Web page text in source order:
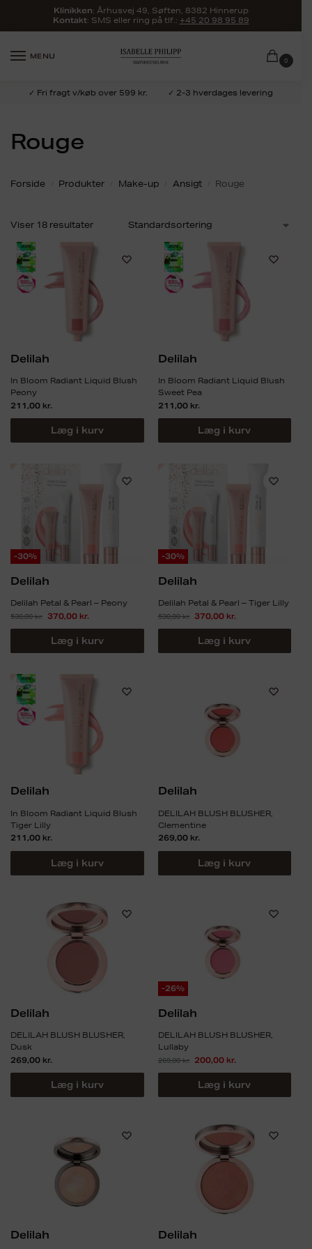
Klinikken: Århusvej 49, Søften, 8382 Hinnerup
Kontakt: SMS eller ring på tlf.: +45 20 98 95 89
MENU 0
✓ Fri fragt v/køb over 599 kr. ✓ 2-3 hverdages levering
Rouge
Forside Produkter Make-up Ansigt Rouge
Viser 18 resultater
Delilah
In Bloom Radiant Liquid Blush
Peony
211,00 kr.
Læg i kurv
Delilah
In Bloom Radiant Liquid Blush
Sweet Pea
211,00 kr.
Læg i kurv
-30%
Delilah
Delilah Petal & Pearl – Peony
530,00kr. 370,00 kr.
Læg i kurv
-30%
Delilah
Delilah Petal & Pearl – Tiger Lilly
530,00kr. 370,00 kr.
Læg i kurv
Delilah
In Bloom Radiant Liquid Blush
Tiger Lilly
211,00 kr.
Læg i kurv
Delilah
DELILAH BLUSH BLUSHER,
Clementine
269,00 kr.
Læg i kurv
Delilah
DELILAH BLUSH BLUSHER,
Dusk
269,00 kr.
Læg i kurv
-26%
Delilah
DELILAH BLUSH BLUSHER,
Lullaby
269,00kr. 200,00 kr.
Læg i kurv
Delilah Delilah